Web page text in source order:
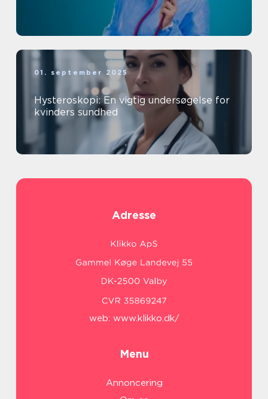
01. september 2025
Hysteroskopi: En vigtig undersøgelse for
kvinders sundhed
Adresse
web: www.klikko.dk/
Menu
Annoncering